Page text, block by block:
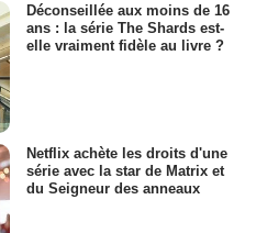
Déconseillée aux moins de 16
ans : la série The Shards est-
elle vraiment fidèle au livre ?
Netflix achète les droits d'une
série avec la star de Matrix et
du Seigneur des anneaux